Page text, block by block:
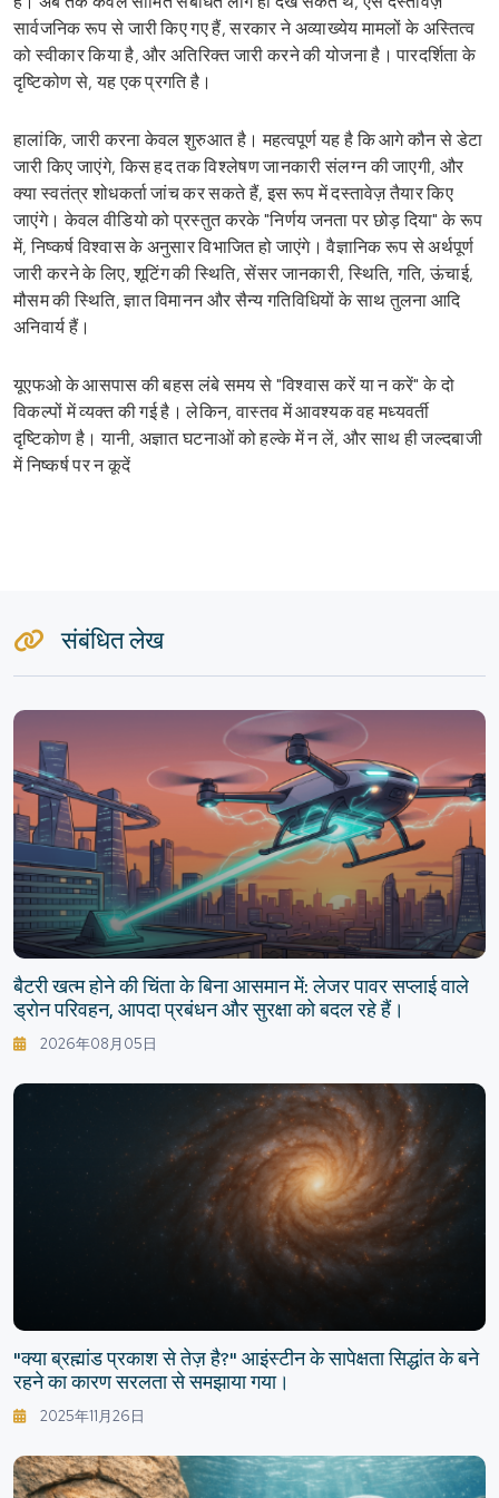
सार्वजनिक रूप से जारी किए गए हैं, सरकार ने अव्याख्येय मामलों के अस्तित्व
को स्वीकार किया है, और अतिरिक्त जारी करने की योजना है। पारदर्शिता के
दृष्टिकोण से, यह एक प्रगति है।
हालांकि, जारी करना केवल शुरुआत है। महत्वपूर्ण यह है कि आगे कौन से डेटा
जारी किए जाएंगे, किस हद तक विश्लेषण जानकारी संलग्न की जाएगी, और
क्या स्वतंत्र शोधकर्ता जांच कर सकते हैं, इस रूप में दस्तावेज़ तैयार किए
जाएंगे। केवल वीडियो को प्रस्तुत करके "निर्णय जनता पर छोड़ दिया" के रूप
में, निष्कर्ष विश्वास के अनुसार विभाजित हो जाएंगे। वैज्ञानिक रूप से अर्थपूर्ण
जारी करने के लिए, शूटिंग की स्थिति, सेंसर जानकारी, स्थिति, गति, ऊंचाई,
मौसम की स्थिति, ज्ञात विमानन और सैन्य गतिविधियों के साथ तुलना आदि
अनिवार्य हैं।
यूएफओ के आसपास की बहस लंबे समय से "विश्वास करें या न करें" के दो
विकल्पों में व्यक्त की गई है। लेकिन, वास्तव में आवश्यक वह मध्यवर्ती
दृष्टिकोण है। यानी, अज्ञात घटनाओं को हल्के में न लें, और साथ ही जल्दबाजी
में निष्कर्ष पर न कूदें
संबंधित लेख
बैटरी खत्म होने की चिंता के बिना आसमान में: लेजर पावर सप्लाई वाले
ड्रोन परिवहन, आपदा प्रबंधन और सुरक्षा को बदल रहे हैं।
2026年08月05日
"क्या ब्रह्मांड प्रकाश से तेज़ है?" आइंस्टीन के सापेक्षता सिद्धांत के बने
रहने का कारण सरलता से समझाया गया।
2025年11月26日